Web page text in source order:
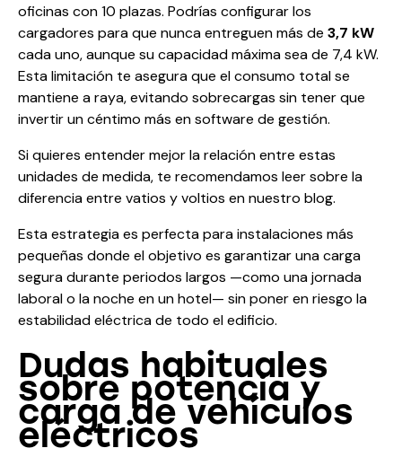
oficinas con 10 plazas. Podrías configurar los
cargadores para que nunca entreguen más de 3,7 kW
cada uno, aunque su capacidad máxima sea de 7,4 kW.
Esta limitación te asegura que el consumo total se
mantiene a raya, evitando sobrecargas sin tener que
invertir un céntimo más en software de gestión.
Si quieres entender mejor la relación entre estas
unidades de medida, te recomendamos leer sobre la
diferencia entre vatios y voltios en nuestro blog.
Esta estrategia es perfecta para instalaciones más
pequeñas donde el objetivo es garantizar una carga
segura durante periodos largos —como una jornada
laboral o la noche en un hotel— sin poner en riesgo la
estabilidad eléctrica de todo el edificio.
Dudas habituales
sobre potencia y
carga de vehículos
eléctricos